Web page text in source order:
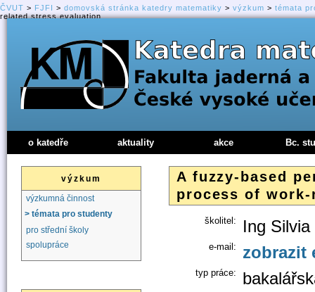
ČVUT > FJFI > domovská stránka katedry matematiky > výzkum > témata
related stress evaluation
A fuzzy-based
process of
školitel: Ing
e-mail: zobrazit
typ práce:
o katedře aktuality akce Bc.
výzkum
výzkumná činnost
> témata pro studenty
pro střední školy
spolupráce